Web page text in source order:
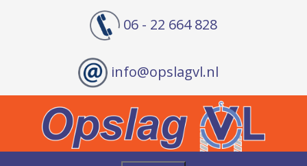
06 - 22 664 828
info@opslagvl.nl